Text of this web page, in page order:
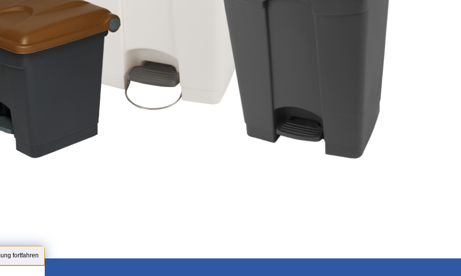
fortfahren